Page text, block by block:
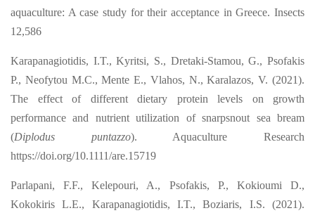
aquaculture: A case study for their acceptance in Greece. Insects
12,586
Karapanagiotidis, I.T., Kyritsi, S., Dretaki-Stamou, G., Psofakis
P., Neofytou M.C., Mente E., Vlahos, N., Karalazos, V. (2021).
The effect of different dietary protein levels on growth
performance and nutrient utilization of snarpsnout sea bream
(Diplodus puntazzo). Aquaculture Research
https://doi.org/10.1111/are.15719
Parlapani, F.F., Kelepouri, A., Psofakis, P., Kokioumi D.,
Kokokiris L.E., Karapanagiotidis, I.T., Boziaris, I.S. (2021).